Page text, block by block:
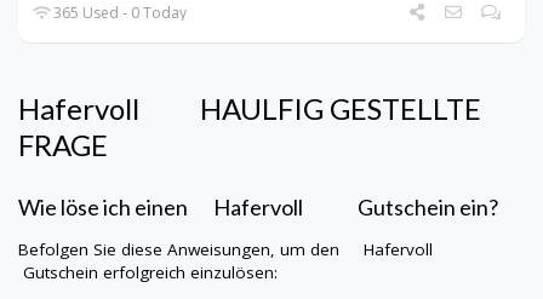
365 Used - 0 Today
Hafervoll HAULFIG GESTELLTE
FRAGE
Wie löse ich einen Hafervoll Gutschein ein?
Befolgen Sie diese Anweisungen, um den
Hafervoll
Gutschein erfolgreich einzulösen: